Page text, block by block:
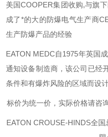
美国COOPER集团收购,与旗
成了*的大的防爆电气生产商
生产防爆产品的经验
EATON MEDC自1975年英国
通知设备制造商，该公司已经
条件和有爆炸风险的区域而设
标价为统一价，实际价格请咨
EATON CROUSE-HINDS全国